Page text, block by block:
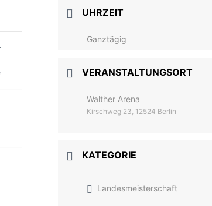
UHRZEIT
Ganztägig
VERANSTALTUNGSORT
Walther Arena
Kirschweg 23, 12524 Berlin
KATEGORIE
Landesmeisterschaft